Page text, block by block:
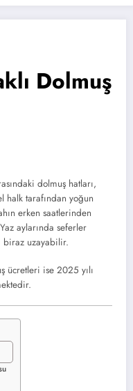
Dolmuş
dolmuş hatları,
halk tarafından yoğun
erken saatlerinden
aylarında seferler
biraz uzayabilir.
ücretleri ise 2025 yılı